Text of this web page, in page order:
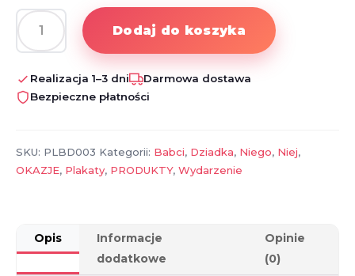
ilość
Plakat
Odcisk
Dłoni
Miłości
do
Dodaj do koszyka
Realizacja 1–3 dni
Darmowa dostawa
Bezpieczne płatności
SKU: PLBD003 Kategorii: Babci, Dziadka, Niego, Niej,
OKAZJE, Plakaty, PRODUKTY, Wydarzenie
Opis
Informacje
dodatkowe
Opinie
(0)